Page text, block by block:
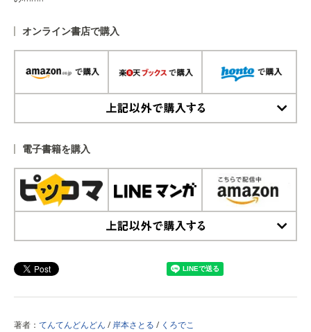
オンライン書店で購入
電子書籍を購入
著者： てんてんどんどん /岸本さとる / くろでこ